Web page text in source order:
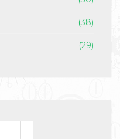
(38)
(29)